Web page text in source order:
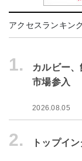
アクセスランキン
1.
カルビー
市場参入
2026.08.05
2. トップイ